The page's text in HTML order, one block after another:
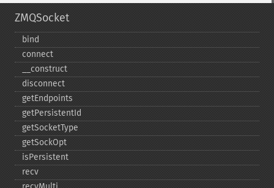
ZMQSocket
bind
connect
_​_​construct
disconnect
getEndpoints
getPersistentId
getSocketType
getSockOpt
isPersistent
recv